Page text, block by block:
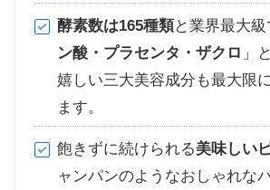
酵素数は165種類と業界最大級
ン酸・プラセンタ・ザクロ 」
嬉しい三大美容成分も最大限
ます。
飽きずに続けられる美味しい
ャンパンのようなおしゃれな